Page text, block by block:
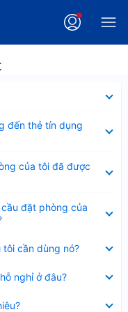
đến thẻ tín dụng
của tôi đã được
đặt phòng của
tôi cần dùng nó?
nghỉ ở đâu?